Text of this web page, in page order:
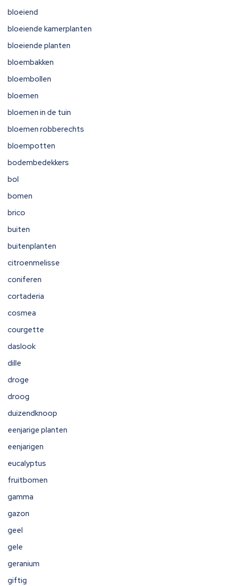
bloeiend
bloeiende kamerplanten
bloeiende planten
bloembakken
bloembollen
bloemen
bloemen in de tuin
bloemen robberechts
bloempotten
bodembedekkers
bol
bomen
brico
buiten
buitenplanten
citroenmelisse
coniferen
cortaderia
cosmea
courgette
daslook
dille
droge
droog
duizendknoop
eenjarige planten
eenjarigen
eucalyptus
fruitbomen
gamma
gazon
geel
gele
geranium
giftig